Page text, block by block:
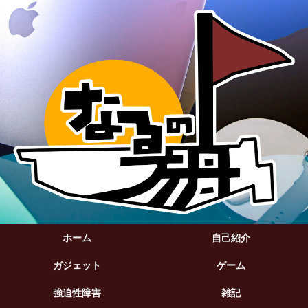
ホーム 自己紹介
ガジェット ゲーム
強迫性障害 雑記